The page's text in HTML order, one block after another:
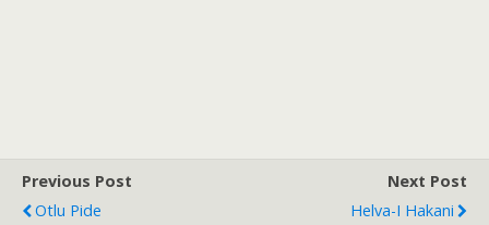
Previous Post
Otlu Pide
Next Post
Helva-I Hakani